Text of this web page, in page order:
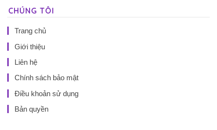
CHÚNG TÔI
Trang chủ
Giới thiệu
Liên hệ
Chính sách bảo mật
Điều khoản sử dụng
Bản quyền